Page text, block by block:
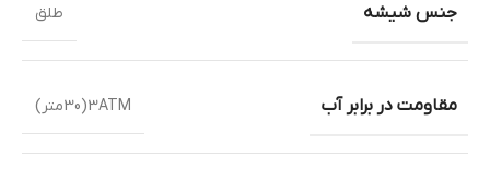
جنس شیشه طلق
مقاومت در برابر آب 3ATM(30متر)